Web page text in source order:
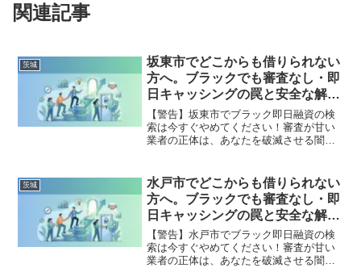
関連記事
茨城
坂東市でどこからも借りられない
方へ。ブラックでも審査なし・即
日キャッシングの罠と安全な解決
策
【警告】坂東市でブラック即日融資の検
索は今すぐやめてください！審査が甘い
業者の正体は、あなたを破滅させる闇金
市で違法業者を避け、借金地獄から抜け
出した方々の実体験と確実な解決策を完
全公開。
茨城
水戸市でどこからも借りられない
方へ。ブラックでも審査なし・即
日キャッシングの罠と安全な解決
策
【警告】水戸市でブラック即日融資の検
索は今すぐやめてください！審査が甘い
業者の正体は、あなたを破滅させる闇金